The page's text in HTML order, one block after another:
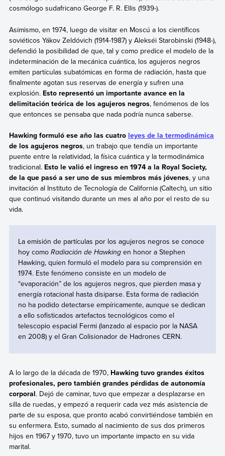
cosmólogo sudafricano George F. R. Ellis (1939-).
Asimismo, en 1974, luego de visitar en Moscú a los científicos
soviéticos Yákov Zeldóvich (1914-1987) y Alekséi Starobinski (1948-),
defendió la posibilidad de que, tal y como predice el modelo de la
indeterminación de la mecánica cuántica, los agujeros negros
emiten partículas subatómicas en forma de radiación, hasta que
finalmente agotan sus reservas de energía y sufren una
explosión. Esto representó un importante avance en la
delimitación teórica de los agujeros negros, fenómenos de los
que entonces se pensaba que nada podría nunca saberse.
Hawking formuló ese año las cuatro leyes de la termodinámica
de los agujeros negros, un trabajo que tendía un importante
puente entre la relatividad, la física cuántica y la termodinámica
tradicional. Esto le valió el ingreso en 1974 a la Royal Society,
de la que pasó a ser uno de sus miembros más jóvenes, y una
invitación al Instituto de Tecnología de California (Caltech), un sitio
que continuó visitando durante un mes al año por el resto de su
vida.
La emisión de partículas por los agujeros negros se conoce
hoy como Radiación de Hawkingen honor a Stephen
Hawking, quien formuló el modelo para su comprensión en
1974. Este fenómeno consiste en un modelo de
“evaporación” de los agujeros negros, que pierden masa y
energía rotacional hasta disiparse. Esta forma de radiación
no ha podido detectarse empíricamente, aunque se dedican
a ello sofisticados artefactos tecnológicos como el
telescopio espacial Fermi (lanzado al espacio por la NASA
en 2008) y el Gran Colisionador de Hadrones CERN.
A lo largo de la década de 1970, Hawking tuvo grandes éxitos
profesionales, pero también grandes pérdidas de autonomía
corporal. Dejó de caminar, tuvo que empezar a desplazarse en
silla de ruedas, y empezó a requerir cada vez más asistencia de
parte de su esposa, que pronto acabó convirtiéndose también en
su enfermera. Esto, sumado al nacimiento de sus dos primeros
hijos en 1967 y 1970, tuvo un importante impacto en su vida
marital.